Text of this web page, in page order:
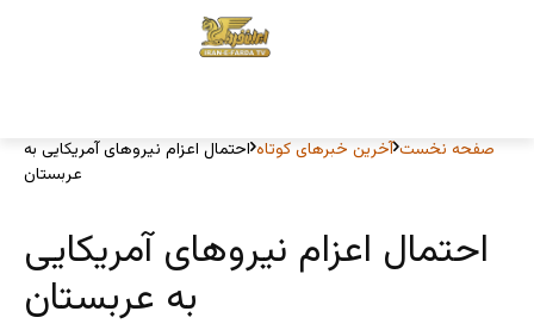
صفحه نخست آخرین خبرهای کوتاه احتمال اعزام نیروهای آمریکایی به
عربستان
احتمال اعزام نیروهای آمریکایی
به عربستان